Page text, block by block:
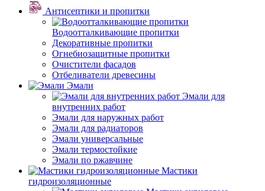
Антисептики и пропитки
Водоотталкивающие пропитки
Декоративные пропитки
Огнебиозащитные пропитки
Очистители фасадов
Отбеливатели древесины
Эмали
Эмали для
внутренних работ
Эмали для наружных работ
Эмали для радиаторов
Эмали универсальные
Эмали термостойкие
Эмали по ржавчине
Мастики
гидроизоляционные